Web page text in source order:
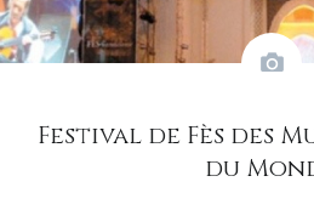
Festival de Fès des
du